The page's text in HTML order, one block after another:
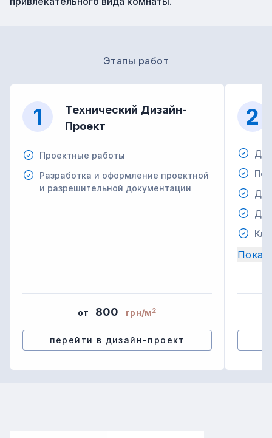
Этапы работ
1
Технический Дизайн-
Проект
Проектные работы
Разработка и оформление проектной
и разрешительной документации
от 800 грн/м2
перейти в дизайн-проект
2